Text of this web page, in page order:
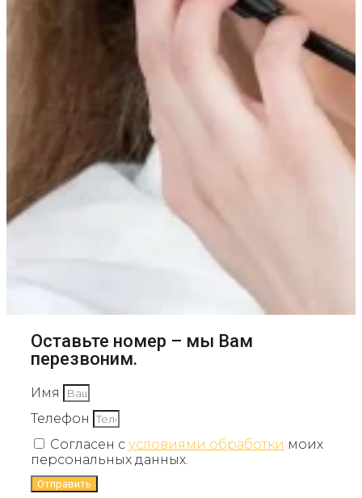
Оставьте номер – мы Вам
перезвоним.
Имя
Телефон
Согласен с условиями обработки моих
персональных данных.
Отправить